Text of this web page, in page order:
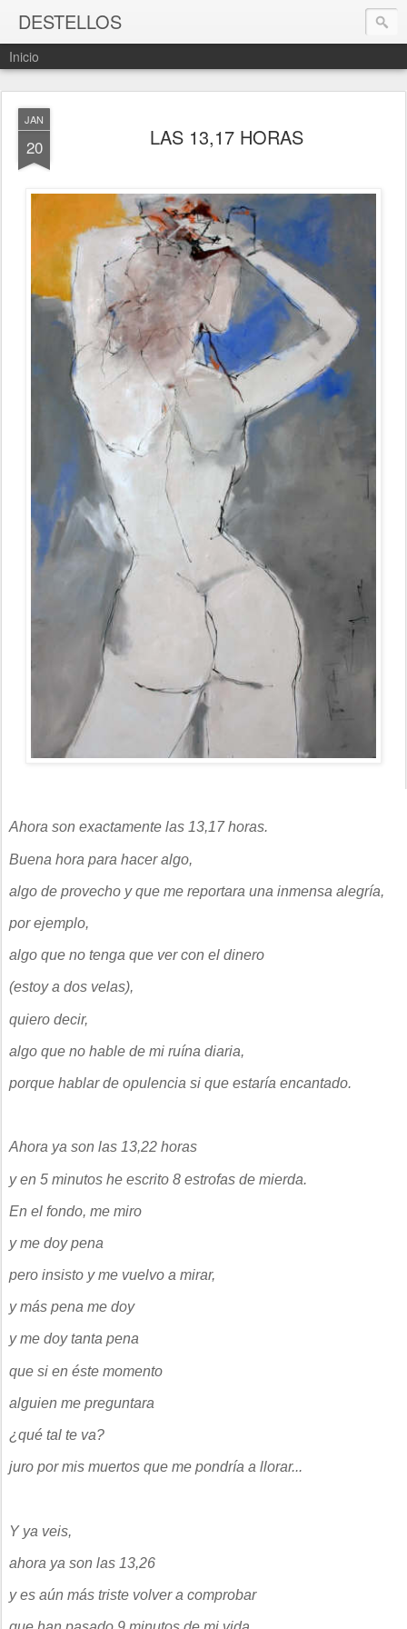
DESTELLOS
Inicio
JAN
20 LAS 13,17 HORAS
Ahora son exactamente las 13,17 horas.
Buena hora para hacer algo,
algo de provecho y que me reportara una inmensa alegría,
por ejemplo,
algo que no tenga que ver con el dinero
(estoy a dos velas),
quiero decir,
algo que no hable de mi ruína diaria,
porque hablar de opulencia si que estaría encantado.
Ahora ya son las 13,22 horas
y en 5 minutos he escrito 8 estrofas de mierda.
En el fondo, me miro
y me doy pena
pero insisto y me vuelvo a mirar,
y más pena me doy
y me doy tanta pena
que si en éste momento
alguien me preguntara
¿qué tal te va?
juro por mis muertos que me pondría a llorar...
Y ya veis,
ahora ya son las 13,26
y es aún más triste volver a comprobar